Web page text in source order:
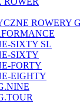
ROWERY
SIXTY SL
SIXTY
FORTY
EIGHTY